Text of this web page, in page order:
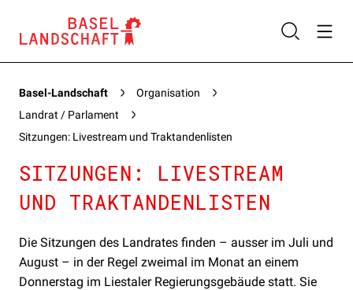
Basel-Landschaft
Organisation
Landrat / Parlament
Sitzungen: Livestream und Traktandenlisten
SITZUNGEN: LIVESTREAM
UND TRAKTANDENLISTEN
Die Sitzungen des Landrates finden – ausser im Juli und
August – in der Regel zweimal im Monat an einem
Donnerstag im Liestaler Regierungsgebäude statt. Sie